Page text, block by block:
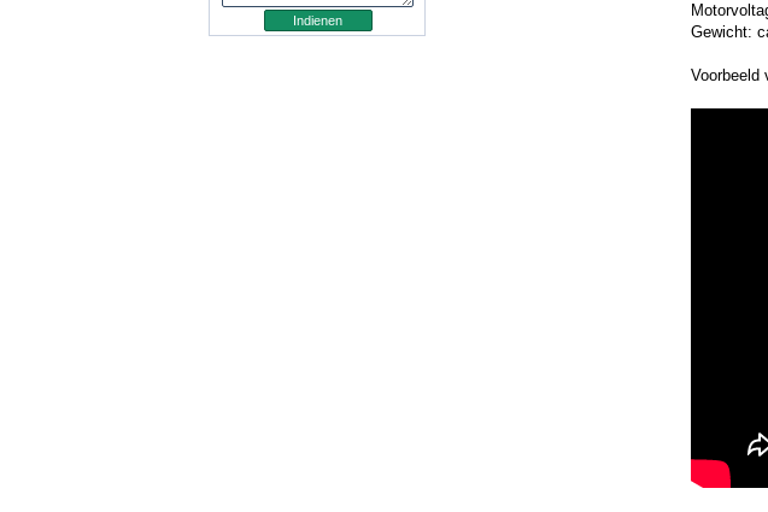
Gewicht:
Voorbeeld